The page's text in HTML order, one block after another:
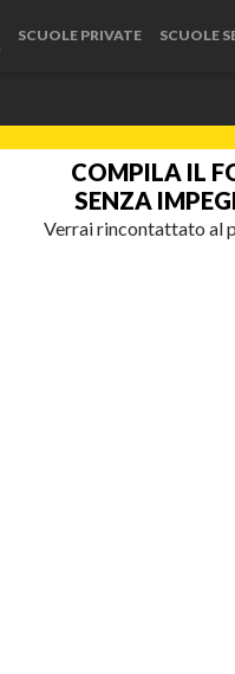
SCUOLE PRIVATE SCUOLE
COMPILA IL
SENZA
Verrai rincontattato al